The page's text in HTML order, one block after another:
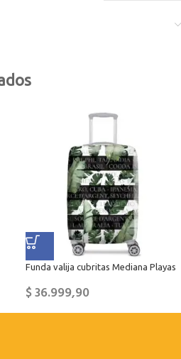
Funda valija cubritas Mediana Playas
$36.999,90